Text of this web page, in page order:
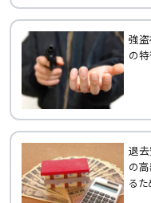
強
の
退去
の
る